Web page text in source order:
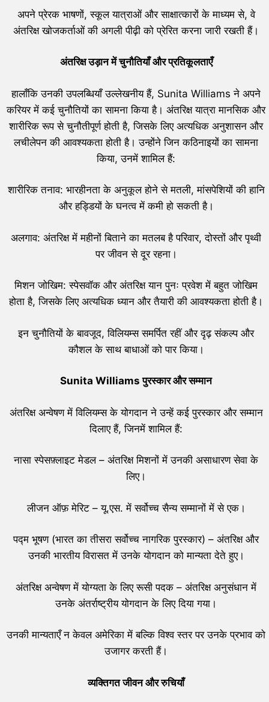
अपने प्रेरक भाषणों, स्कूल यात्राओं और साक्षात्कारों के माध्यम से, वे
अंतरिक्ष खोजकर्ताओं की अगली पीढ़ी को प्रेरित करना जारी रखती हैं।
अंतरिक्ष उड़ान में चुनौतियाँ और प्रतिकूलताएँ
हालाँकि उनकी उपलब्धियाँ उल्लेखनीय हैं, Sunita Williams ने अपने
करियर में कई चुनौतियों का सामना किया है। अंतरिक्ष यात्रा मानसिक और
शारीरिक रूप से चुनौतीपूर्ण होती है, जिसके लिए अत्यधिक अनुशासन और
लचीलेपन की आवश्यकता होती है। उन्होंने जिन कठिनाइयों का सामना
किया, उनमें शामिल हैं:
शारीरिक तनाव: भारहीनता के अनुकूल होने से मतली, मांसपेशियों की हानि
और हड्डियों के घनत्व में कमी हो सकती है।
अलगाव: अंतरिक्ष में महीनों बिताने का मतलब है परिवार, दोस्तों और पृथ्वी
पर जीवन से दूर रहना।
मिशन जोखिम: स्पेसवॉक और अंतरिक्ष यान पुनः प्रवेश में बहुत जोखिम
होता है, जिसके लिए अत्यधिक ध्यान और तैयारी की आवश्यकता होती है।
इन चुनौतियों के बावजूद, विलियम्स समर्पित रहीं और दृढ़ संकल्प और
कौशल के साथ बाधाओं को पार किया।
Sunita Williams पुरस्कार और सम्मान
अंतरिक्ष अन्वेषण में विलियम्स के योगदान ने उन्हें कई पुरस्कार और सम्मान
दिलाए हैं, जिनमें शामिल हैं:
नासा स्पेसफ़्लाइट मेडल – अंतरिक्ष मिशनों में उनकी असाधारण सेवा के
लिए।
लीजन ऑफ़ मेरिट – यू.एस. में सर्वोच्च सैन्य सम्मानों में से एक।
पद्म भूषण (भारत का तीसरा सर्वोच्च नागरिक पुरस्कार) – अंतरिक्ष और
उनकी भारतीय विरासत में उनके योगदान को मान्यता देते हुए।
अंतरिक्ष अन्वेषण में योग्यता के लिए रूसी पदक – अंतरिक्ष अनुसंधान में
उनके अंतर्राष्ट्रीय योगदान के लिए दिया गया।
उनकी मान्यताएँ न केवल अमेरिका में बल्कि विश्व स्तर पर उनके प्रभाव को
उजागर करती हैं।
व्यक्तिगत जीवन और रुचियाँ